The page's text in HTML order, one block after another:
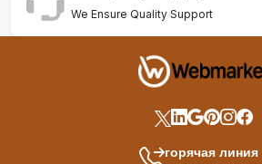
We Ensure Quality Support
горячая линия